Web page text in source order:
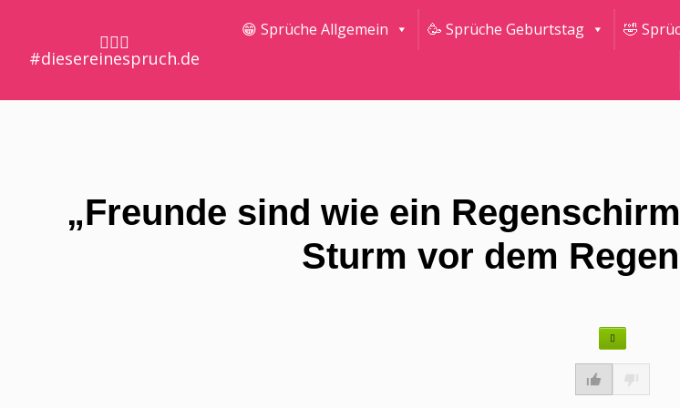
🤷🏼‍♀️
#diesereinespruch.de
😁 Sprüche Allgemein 🥳 Sprüche Geburtstag 🤣
„Freunde sind wie ein
Sturm vor dem